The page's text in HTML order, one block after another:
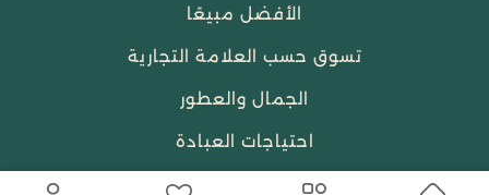
الأفضل مبيعًا
تسوق حسب العلامة التجارية
الجمال والعطور
احتياجات العبادة